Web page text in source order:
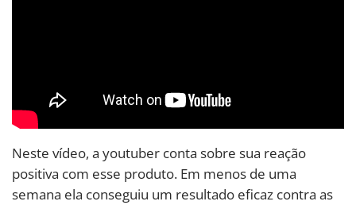
Neste vídeo, a youtuber conta sobre sua reação
positiva com esse produto. Em menos de uma
semana ela conseguiu um resultado eficaz contra as